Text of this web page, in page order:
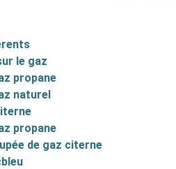
le gaz
propane
naturel
propane
de gaz citerne